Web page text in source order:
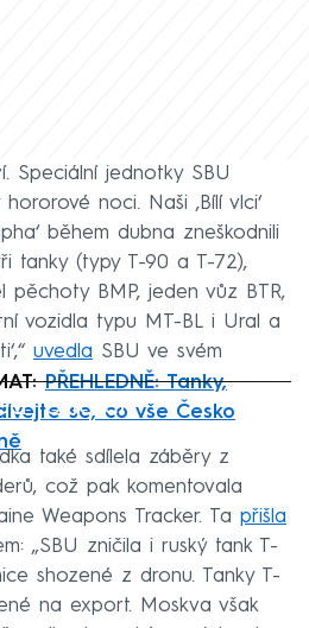
Speciální jednotky SBU
noci. Naši ‚Bílí vlci‘
během dubna zneškodnili
tanky (typy T-90 a T-72),
pěchoty BMP, jeden vůz BTR,
vozidla typu MT-BL i Ural a
uvedla SBU ve svém
to fetch
PŘEHLEDNĚ: Tanky,
se, co vše Česko
také sdílela záběry z
což pak komentovala
Weapons Tracker. Ta přišla
„SBU zničila i ruský tank T-
shozené z dronu. Tanky T-
na export. Moskva však